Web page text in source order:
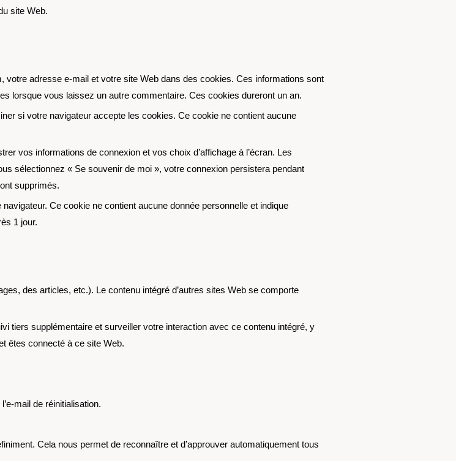
site Web.
adresse e-mail et votre site Web dans des cookies. Ces informations sont
lorsque vous laissez un autre commentaire. Ces cookies dureront un an.
si votre navigateur accepte les cookies. Ce cookie ne contient aucune
vos informations de connexion et vos choix d’affichage à l’écran. Les
sélectionnez « Se souvenir de moi », votre connexion persistera pendant
supprimés.
Ce cookie ne contient aucune donnée personnelle et indique
1 jour.
des articles, etc.). Le contenu intégré d’autres sites Web se comporte
tiers supplémentaire et surveiller votre interaction avec ce contenu intégré, y
êtes connecté à ce site Web.
mail de réinitialisation.
Cela nous permet de reconnaître et d’approuver automatiquement tous